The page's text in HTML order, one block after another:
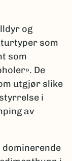
og
som
som
De
utgjør slike
i
av